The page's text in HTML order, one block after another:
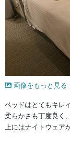
画像をもっと見る
ベッドはとてもキレ
柔らかさも丁度良く
上にはナイトウェア